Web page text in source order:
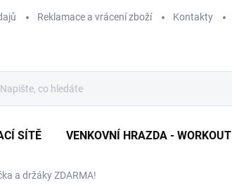
Reklamace a vrácení zboží Kontakty
SÍTĚ VENKOVNÍ HRAZDA - WORKOUT
a držáky ZDARMA!